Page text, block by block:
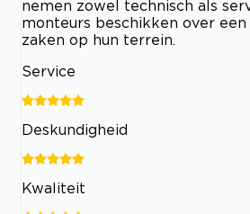
nemen zowel technisch als
monteurs beschikken over
zaken op hun terrein.
Service
Deskundigheid
Kwaliteit